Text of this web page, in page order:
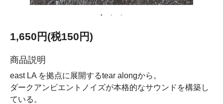
1,650円(税150円)
商品説明
east LA を拠点に展開するtear alongから。
ダークアンビエントノイズが本格的なサウンドを構築し
ている。